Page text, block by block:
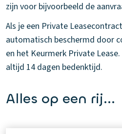
zijn voor bijvoorbeeld de
Als je een Private
automatisch beschermd door
en het Keurmerk Private
altijd 14 dagen bedenktijd.
Alles op een rij...